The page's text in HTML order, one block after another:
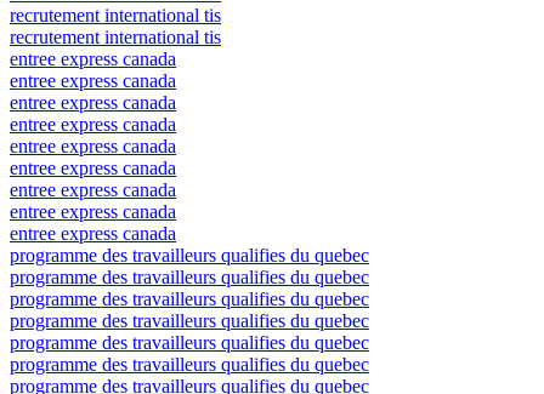
recrutement international tis
recrutement international tis
entree express canada
entree express canada
entree express canada
entree express canada
entree express canada
entree express canada
entree express canada
entree express canada
entree express canada
programme des travailleurs qualifies du quebec
programme des travailleurs qualifies du quebec
programme des travailleurs qualifies du quebec
programme des travailleurs qualifies du quebec
programme des travailleurs qualifies du quebec
programme des travailleurs qualifies du quebec
programme des travailleurs qualifies du quebec